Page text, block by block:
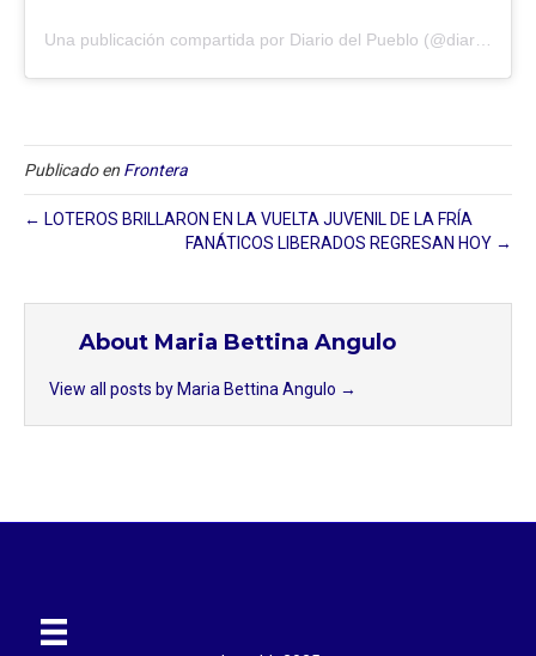
Publicado en Frontera
← LOTEROS BRILLARON EN LA VUELTA JUVENIL DE LA FRÍA
FANÁTICOS LIBERADOS REGRESAN HOY →
About Maria Bettina Angulo
View all posts by Maria Bettina Angulo →